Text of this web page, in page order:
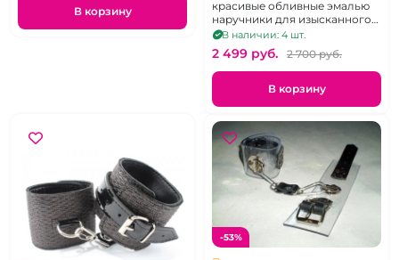
В корзину
металлические
красивые обливные эмалью
наручники для изысканного
Сабспейса
В наличии: 4 шт.
2 499 pуб. 2 700 pуб.
В корзину
-53%